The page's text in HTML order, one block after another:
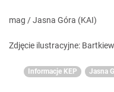
mag / Jasna Góra (KAI)
Zdjęcie ilustracyjne:
Informacje KEP Jasna